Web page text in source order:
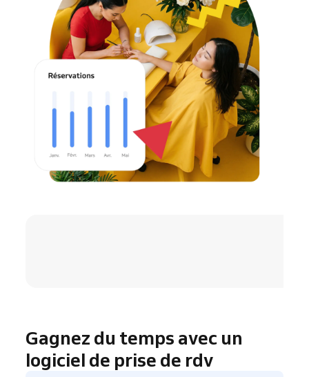
Gagnez du temps avec un
logiciel de prise de rdv